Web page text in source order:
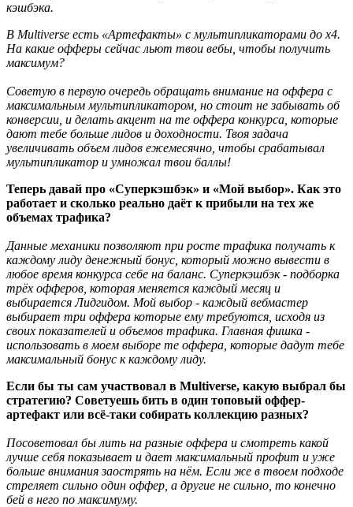
кэшбэка.
В Multiverse есть «Артефакты» с мультипликаторами до x4.
На какие офферы сейчас льют твои вебы, чтобы получить
максимум?
Советую в первую очередь обращать внимание на оффера с
максимальным мультипликатором, но стоит не забывать об
конверсии, и делать акцент на те оффера конкурса, которые
дают тебе больше лидов и доходности. Твоя задача
увеличивать объем лидов ежемесячно, чтобы срабатывал
мультипликатор и умножал твои баллы!
Теперь давай про «Суперкэшбэк» и «Мой выбор». Как это
работает и сколько реально даёт к прибыли на тех же
объемах трафика?
Данные механики позволяют при росте трафика получать к
каждому лиду денежный бонус, который можно вывести в
любое время конкурса себе на баланс. Суперкэшбэк - подборка
трёх офферов, которая меняется каждый месяц и
выбирается Лидгидом. Мой выбор - каждый вебмастер
выбирает три оффера которые ему требуются, исходя из
своих показателей и объемов трафика. Главная фишка -
использовать в моем выборе те оффера, которые дадут тебе
максимальный бонус к каждому лиду.
Если бы ты сам участвовал в Multiverse, какую выбрал бы
стратегию? Советуешь бить в один топовый оффер-
артефакт или всё-таки собирать коллекцию разных?
Посоветовал бы лить на разные оффера и смотреть какой
лучше себя показывает и дает максимальный профит и уже
больше внимания заострять на нём. Если же в твоем подходе
стреляет сильно один оффер, а другие не сильно, то конечно
бей в него по максимуму.